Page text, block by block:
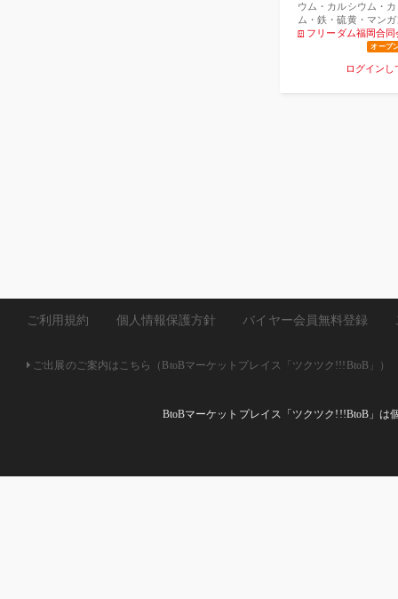
ウム・カルシウム・
ム・鉄・硫黄・マン
富に含まれています
道水100ccに対して
元電位は通常
フリーダム福岡合同
オープ
ログイン
ご利用規約 個人情報保護方針 バイヤー会員無料登録
ご出展のご案内はこちら（BtoBマーケットプレイス「ツクツク!!!BtoB」）
BtoBマーケットプレイス「ツクツク!!!BtoB」は